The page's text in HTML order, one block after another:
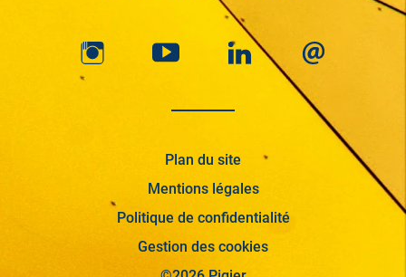
Plan du site
Mentions légales
Politique de confidentialité
Gestion des cookies